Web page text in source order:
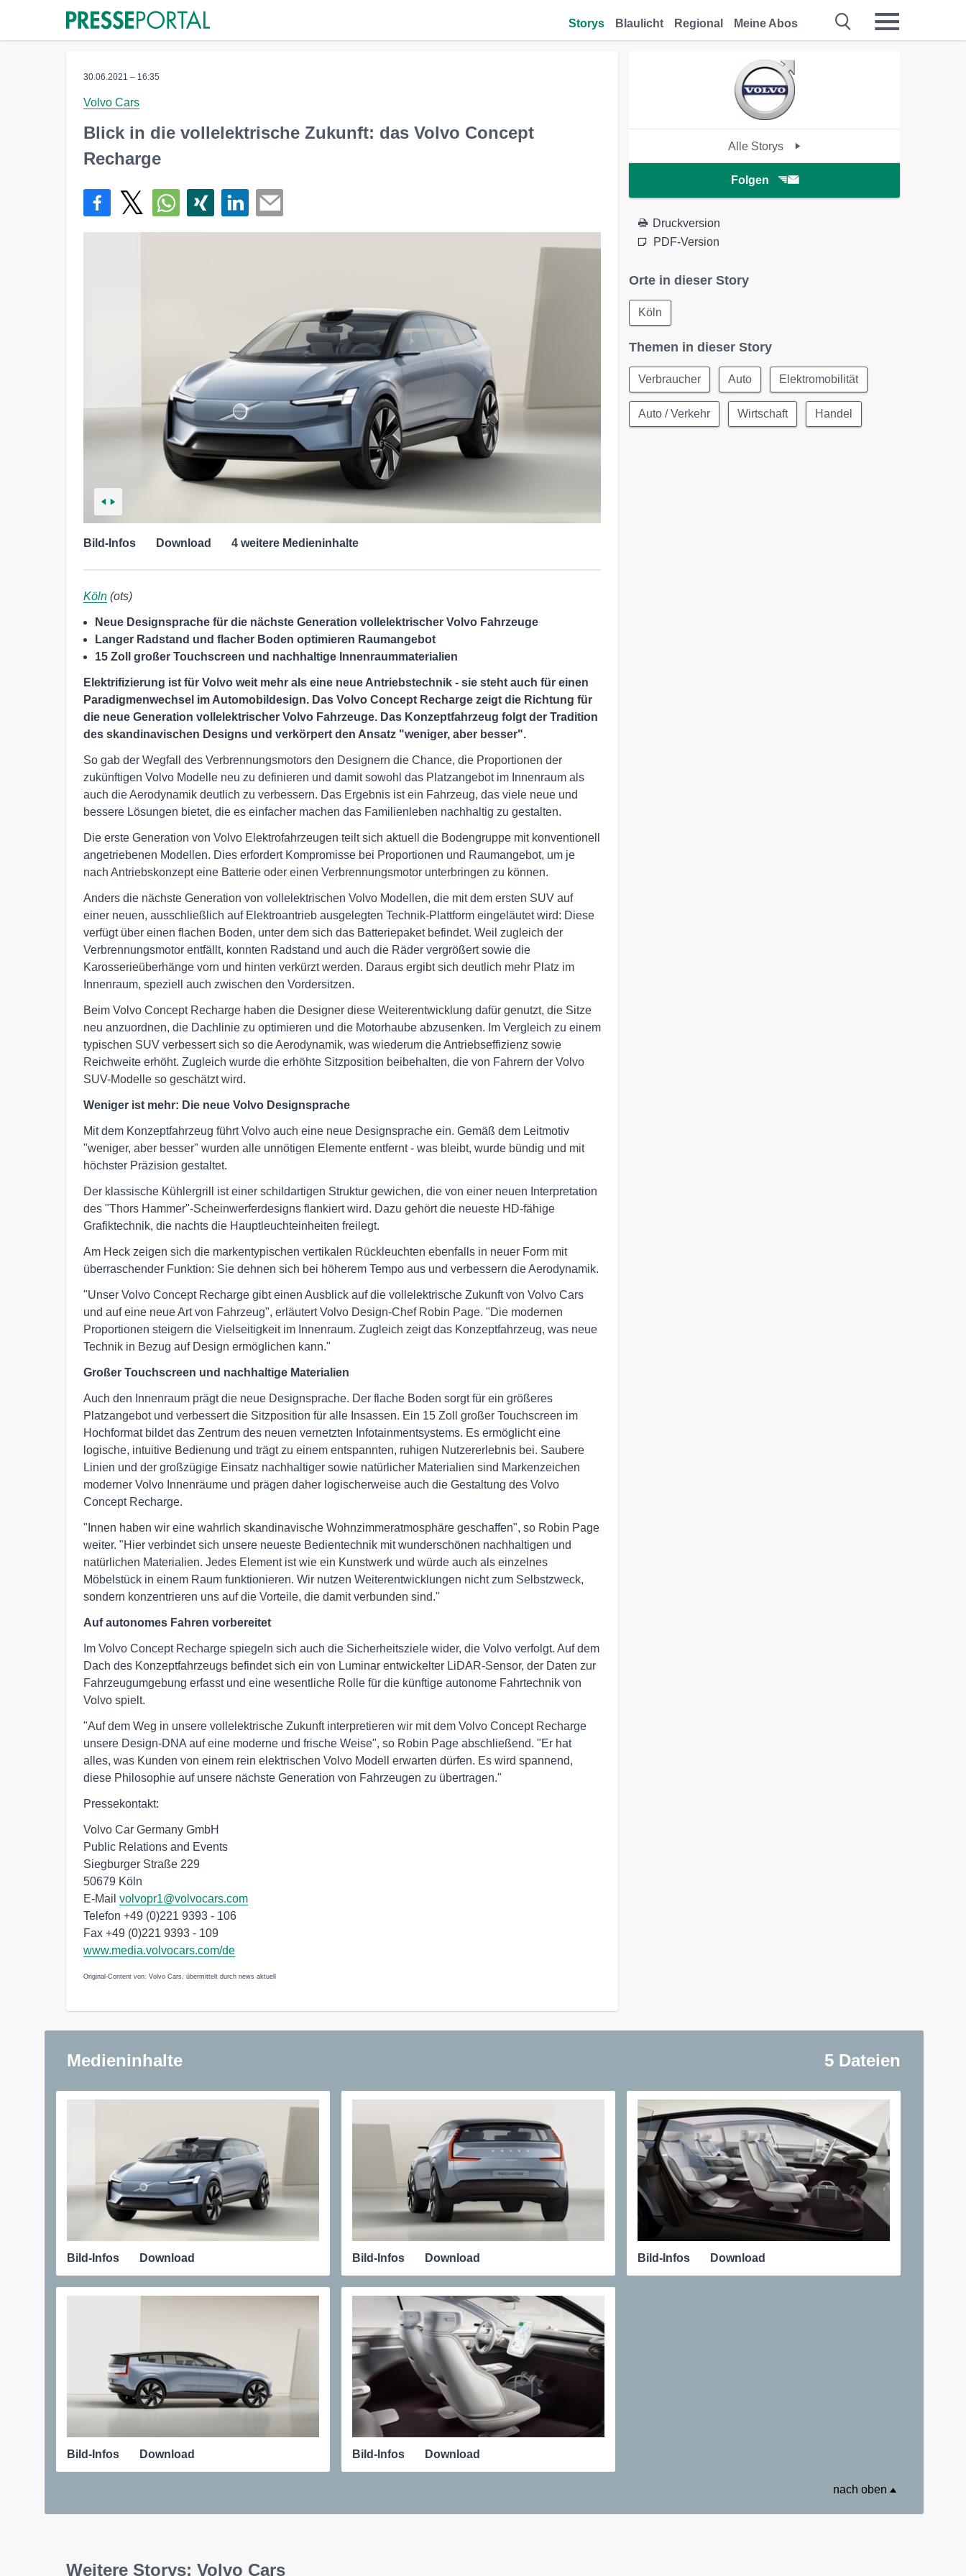
Storys Blaulicht Regional Meine Abos
30.06.2021 – 16:35
Volvo Cars
Blick in die vollelektrische Zukunft: das Volvo Concept
Recharge
Bild-Infos Download 4 weitere Medieninhalte
Köln (ots)
Neue Designsprache für die nächste Generation vollelektrischer Volvo Fahrzeuge
Langer Radstand und flacher Boden optimieren Raumangebot
15 Zoll großer Touchscreen und nachhaltige Innenraummaterialien
Elektrifizierung ist für Volvo weit mehr als eine neue Antriebstechnik - sie steht auch für einen
Paradigmenwechsel im Automobildesign. Das Volvo Concept Recharge zeigt die Richtung für
die neue Generation vollelektrischer Volvo Fahrzeuge. Das Konzeptfahrzeug folgt der Tradition
des skandinavischen Designs und verkörpert den Ansatz "weniger, aber besser".
So gab der Wegfall des Verbrennungsmotors den Designern die Chance, die Proportionen der
zukünftigen Volvo Modelle neu zu definieren und damit sowohl das Platzangebot im Innenraum als
auch die Aerodynamik deutlich zu verbessern. Das Ergebnis ist ein Fahrzeug, das viele neue und
bessere Lösungen bietet, die es einfacher machen das Familienleben nachhaltig zu gestalten.
Die erste Generation von Volvo Elektrofahrzeugen teilt sich aktuell die Bodengruppe mit konventionell
angetriebenen Modellen. Dies erfordert Kompromisse bei Proportionen und Raumangebot, um je
nach Antriebskonzept eine Batterie oder einen Verbrennungsmotor unterbringen zu können.
Anders die nächste Generation von vollelektrischen Volvo Modellen, die mit dem ersten SUV auf
einer neuen, ausschließlich auf Elektroantrieb ausgelegten Technik-Plattform eingeläutet wird: Diese
verfügt über einen flachen Boden, unter dem sich das Batteriepaket befindet. Weil zugleich der
Verbrennungsmotor entfällt, konnten Radstand und auch die Räder vergrößert sowie die
Karosserieüberhänge vorn und hinten verkürzt werden. Daraus ergibt sich deutlich mehr Platz im
Innenraum, speziell auch zwischen den Vordersitzen.
Beim Volvo Concept Recharge haben die Designer diese Weiterentwicklung dafür genutzt, die Sitze
neu anzuordnen, die Dachlinie zu optimieren und die Motorhaube abzusenken. Im Vergleich zu einem
typischen SUV verbessert sich so die Aerodynamik, was wiederum die Antriebseffizienz sowie
Reichweite erhöht. Zugleich wurde die erhöhte Sitzposition beibehalten, die von Fahrern der Volvo
SUV-Modelle so geschätzt wird.
Weniger ist mehr: Die neue Volvo Designsprache
Mit dem Konzeptfahrzeug führt Volvo auch eine neue Designsprache ein. Gemäß dem Leitmotiv
"weniger, aber besser" wurden alle unnötigen Elemente entfernt - was bleibt, wurde bündig und mit
höchster Präzision gestaltet.
Der klassische Kühlergrill ist einer schildartigen Struktur gewichen, die von einer neuen Interpretation
des "Thors Hammer"-Scheinwerferdesigns flankiert wird. Dazu gehört die neueste HD-fähige
Grafiktechnik, die nachts die Hauptleuchteinheiten freilegt.
Am Heck zeigen sich die markentypischen vertikalen Rückleuchten ebenfalls in neuer Form mit
überraschender Funktion: Sie dehnen sich bei höherem Tempo aus und verbessern die Aerodynamik.
"Unser Volvo Concept Recharge gibt einen Ausblick auf die vollelektrische Zukunft von Volvo Cars
und auf eine neue Art von Fahrzeug", erläutert Volvo Design-Chef Robin Page. "Die modernen
Proportionen steigern die Vielseitigkeit im Innenraum. Zugleich zeigt das Konzeptfahrzeug, was neue
Technik in Bezug auf Design ermöglichen kann."
Großer Touchscreen und nachhaltige Materialien
Auch den Innenraum prägt die neue Designsprache. Der flache Boden sorgt für ein größeres
Platzangebot und verbessert die Sitzposition für alle Insassen. Ein 15 Zoll großer Touchscreen im
Hochformat bildet das Zentrum des neuen vernetzten Infotainmentsystems. Es ermöglicht eine
logische, intuitive Bedienung und trägt zu einem entspannten, ruhigen Nutzererlebnis bei. Saubere
Linien und der großzügige Einsatz nachhaltiger sowie natürlicher Materialien sind Markenzeichen
moderner Volvo Innenräume und prägen daher logischerweise auch die Gestaltung des Volvo
Concept Recharge.
"Innen haben wir eine wahrlich skandinavische Wohnzimmeratmosphäre geschaffen", so Robin Page
weiter. "Hier verbindet sich unsere neueste Bedientechnik mit wunderschönen nachhaltigen und
natürlichen Materialien. Jedes Element ist wie ein Kunstwerk und würde auch als einzelnes
Möbelstück in einem Raum funktionieren. Wir nutzen Weiterentwicklungen nicht zum Selbstzweck,
sondern konzentrieren uns auf die Vorteile, die damit verbunden sind."
Auf autonomes Fahren vorbereitet
Im Volvo Concept Recharge spiegeln sich auch die Sicherheitsziele wider, die Volvo verfolgt. Auf dem
Dach des Konzeptfahrzeugs befindet sich ein von Luminar entwickelter LiDAR-Sensor, der Daten zur
Fahrzeugumgebung erfasst und eine wesentliche Rolle für die künftige autonome Fahrtechnik von
Volvo spielt.
"Auf dem Weg in unsere vollelektrische Zukunft interpretieren wir mit dem Volvo Concept Recharge
unsere Design-DNA auf eine moderne und frische Weise", so Robin Page abschließend. "Er hat
alles, was Kunden von einem rein elektrischen Volvo Modell erwarten dürfen. Es wird spannend,
diese Philosophie auf unsere nächste Generation von Fahrzeugen zu übertragen."
Pressekontakt:
Volvo Car Germany GmbH
Public Relations and Events
Siegburger Straße 229
50679 Köln
E-Mail volvopr1@volvocars.com
Telefon +49 (0)221 9393 - 106
Fax +49 (0)221 9393 - 109
www.media.volvocars.com/de
Original-Content von: Volvo Cars, übermittelt durch news aktuell
Alle Storys
Folgen
Druckversion
PDF-Version
Orte in dieser Story
Köln
Themen in dieser Story
Verbraucher Auto Elektromobilität
Auto / Verkehr Wirtschaft Handel
Medieninhalte 5 Dateien
Bild-Infos Download
Bild-Infos Download
Bild-Infos Download
Bild-Infos Download
Bild-Infos Download
nach oben
Weitere Storys: Volvo Cars